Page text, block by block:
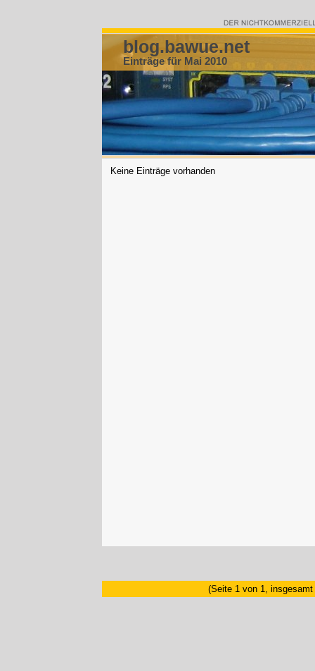
blog.bawue.net
Einträge für Mai 2010
Keine Einträge vorhanden
(Seite 1 von 1, insgesamt